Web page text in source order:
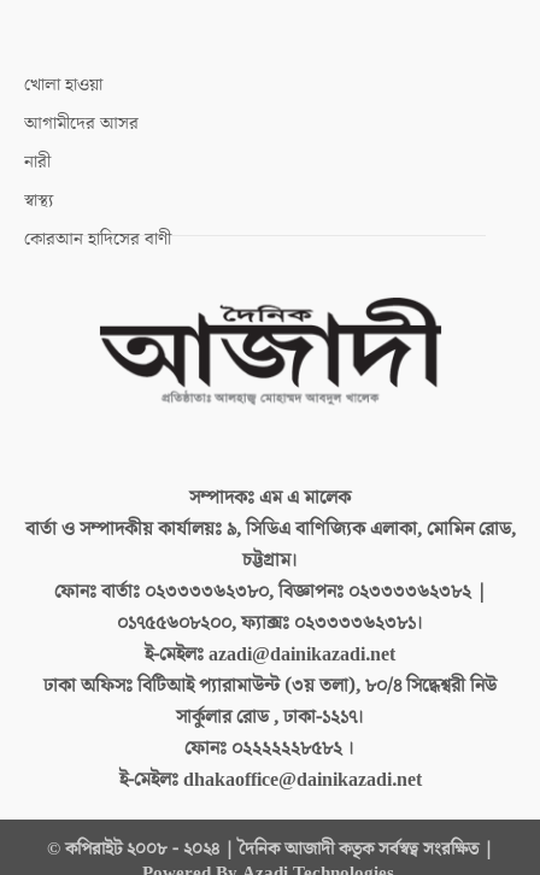
খোলা হাওয়া
আগামীদের আসর
নারী
স্বাস্থ্য
কোরআন হাদিসের বাণী
সম্পাদকঃএম এ মালেক
বার্তা ও সম্পাদকীয় কার্যালয়ঃ৯, সিডিএ বাণিজ্যিক এলাকা, মোমিন রোড,
চট্টগ্রাম।
ফোনঃ বার্তাঃ ০২৩৩৩৩৬২৩৮০, বিজ্ঞাপনঃ ০২৩৩৩৩৬২৩৮২ |
০১৭৫৫৬০৮২০০, ফ্যাক্সঃ ০২৩৩৩৩৬২৩৮১।
ই-মেইলঃazadi@dainikazadi.net
ঢাকা অফিসঃবিটিআই প্যারামাউন্ট (৩য় তলা), ৮০/৪ সিদ্ধেশ্বরী নিউ
সার্কুলার রোড , ঢাকা-১২১৭।
ফোনঃ ০২২২২২২৮৫৮২ ।
ই-মেইলঃdhakaoffice@dainikazadi.net
© কপিরাইট ২০০৮ - ২০২৪ | দৈনিক আজাদী কতৃক সর্বস্বত্ব সংরক্ষিত |